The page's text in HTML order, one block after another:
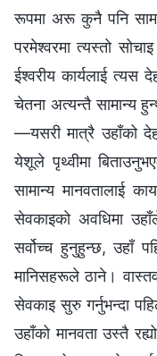
रूपमा अरू कुनै पनि
परमेश्‍वरमा त्यस्तो
ईश्‍वरीय कार्यलाई त्यस
चेतना अत्यन्तै सामान्य
—यसरी मात्रै उहाँको
येशूले पृथ्वीमा
सामान्य मानवतालाई
सेवकाइको अवधिमा
सर्वोच्च हुनुहुन्छ, उहाँ
मानिसहरूले ठाने।
सेवकाइ सुरु गर्नुभन्दा
उहाँको मानवता उस्तै